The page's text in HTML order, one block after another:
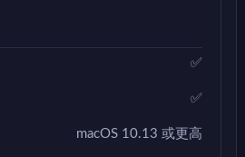
✅
✅
macOS 10.13 或更高